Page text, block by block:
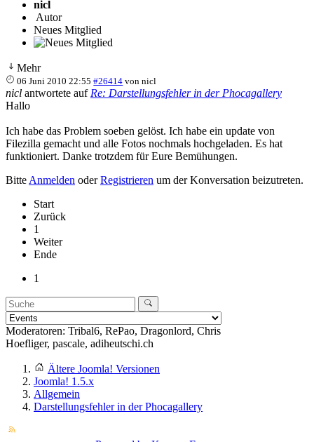
nicl
Autor
Neues Mitglied
Mehr
06 Juni 2010 22:55 #26414 vonnicl
nicl antwortete auf Re: Darstellungsfehler in der Phocagallery
Hallo
Ich habe das Problem soeben gelöst. Ich habe ein update von
Filezilla gemacht und alle Fotos nochmals hochgeladen. Es hat
funktioniert. Danke trotzdem für Eure Bemühungen.
Bitte Anmelden oderRegistrieren um der Konversation beizutreten.
Start
Zurück
1
Weiter
Ende
1
Moderatoren: Tribal6, RePao, Dragonlord, Chris
Hoefliger, pascale, adiheutschi.ch
Ältere Joomla! Versionen
Joomla! 1.5.x
Allgemein
Darstellungsfehler in der Phocagallery